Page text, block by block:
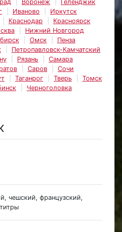
Воронеж
Геленджик
Иваново
Иркутск
Краснодар
Красноярск
Нижний Новгород
Омск
Пенза
Петропавловск-Камчатский
Рязань
Самара
Саров
Сочи
Таганрог Тверь
Томск
Черноголовка
чешский, французский,